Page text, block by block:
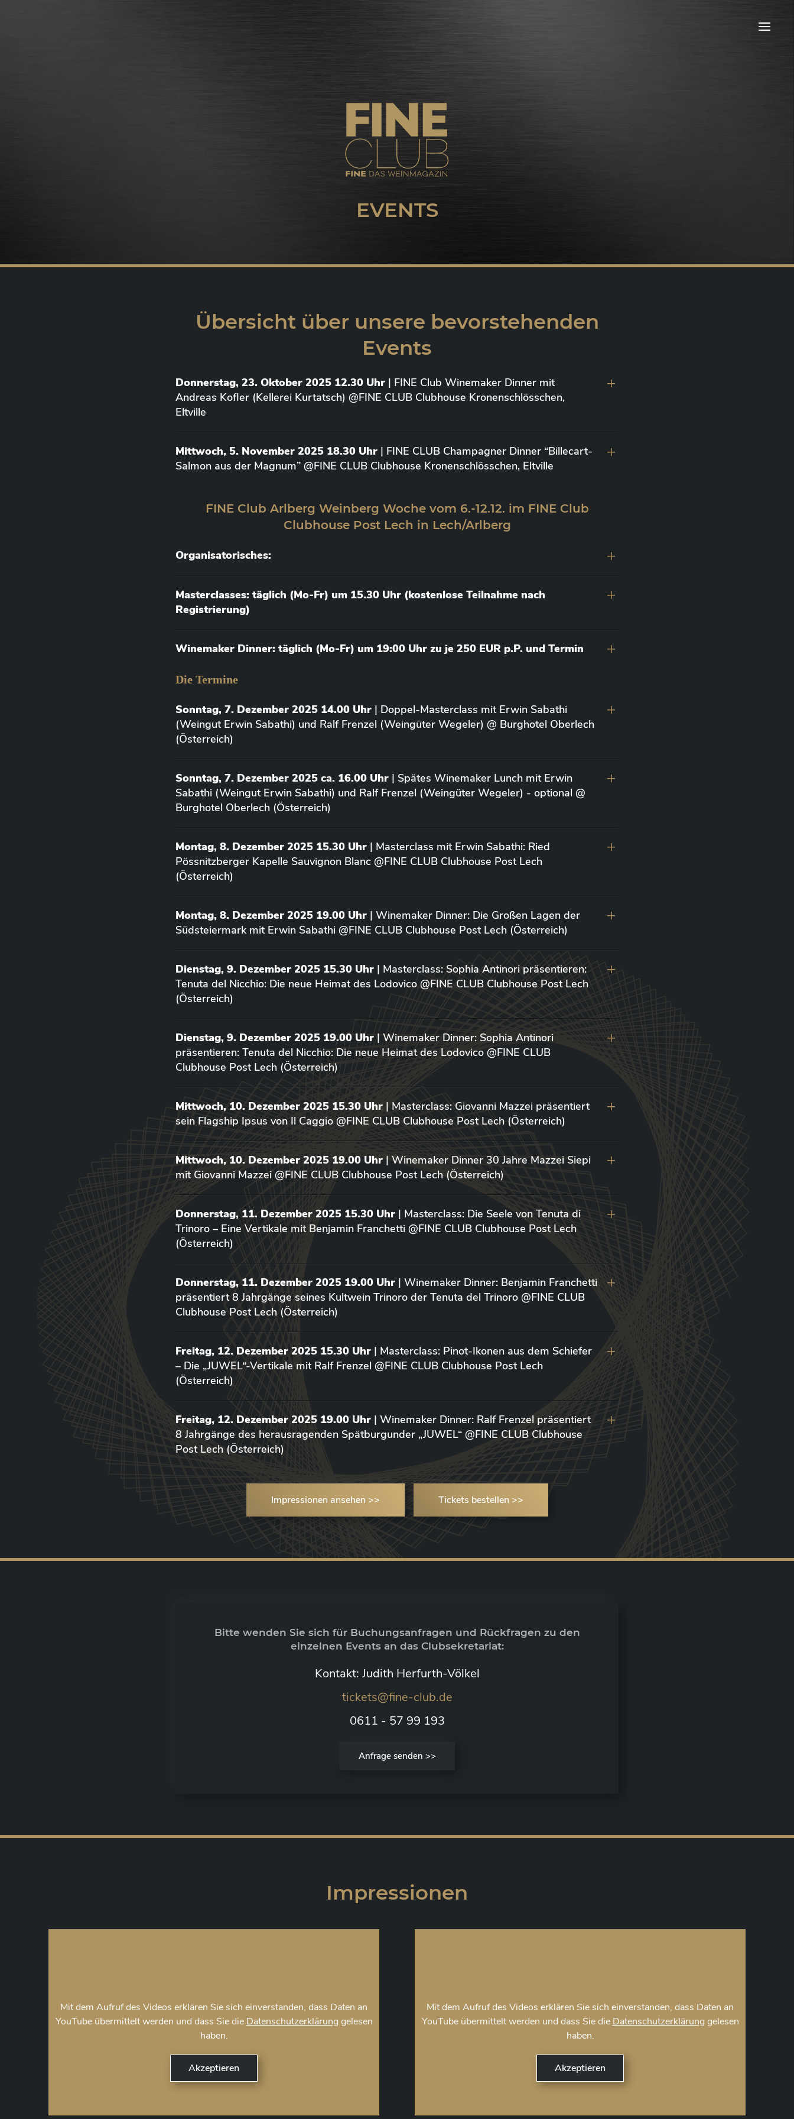
EVENTS
Übersicht über unsere bevorstehenden
Events
Donnerstag, 23. Oktober 2025 12.30 Uhr | FINE Club Winemaker Dinner mit
Andreas Kofler (Kellerei Kurtatsch) @FINE CLUB Clubhouse Kronenschlösschen,
Eltville
Mittwoch, 5. November 2025 18.30 Uhr | FINE CLUB Champagner Dinner “Billecart-
Salmon aus der Magnum” @FINE CLUB Clubhouse Kronenschlösschen, Eltville
FINE Club Arlberg Weinberg Woche vom 6.-12.12. im FINE Club
Clubhouse Post Lech in Lech/Arlberg
Organisatorisches:
Masterclasses: täglich (Mo-Fr) um 15.30 Uhr (kostenlose Teilnahme nach
Registrierung)
Winemaker Dinner: täglich (Mo-Fr) um 19:00 Uhr zu je 250 EUR p.P. und Termin
Die Termine
Sonntag, 7. Dezember 2025 14.00 Uhr | Doppel-Masterclass mit Erwin Sabathi
(Weingut Erwin Sabathi) und Ralf Frenzel (Weingüter Wegeler) @ Burghotel Oberlech
(Österreich)
Sonntag, 7. Dezember 2025 ca. 16.00 Uhr | Spätes Winemaker Lunch mit Erwin
Sabathi (Weingut Erwin Sabathi) und Ralf Frenzel (Weingüter Wegeler) - optional @
Burghotel Oberlech (Österreich)
Montag, 8. Dezember 2025 15.30 Uhr | Masterclass mit Erwin Sabathi: Ried
Pössnitzberger Kapelle Sauvignon Blanc @FINE CLUB Clubhouse Post Lech
(Österreich)
Montag, 8. Dezember 2025 19.00 Uhr | Winemaker Dinner: Die Großen Lagen der
Südsteiermark mit Erwin Sabathi @FINE CLUB Clubhouse Post Lech (Österreich)
Dienstag, 9. Dezember 2025 15.30 Uhr | Masterclass: Sophia Antinori präsentieren:
Tenuta del Nicchio: Die neue Heimat des Lodovico @FINE CLUB Clubhouse Post Lech
(Österreich)
Dienstag, 9. Dezember 2025 19.00 Uhr | Winemaker Dinner: Sophia Antinori
präsentieren: Tenuta del Nicchio: Die neue Heimat des Lodovico @FINE CLUB
Clubhouse Post Lech (Österreich)
Mittwoch, 10. Dezember 2025 15.30 Uhr | Masterclass: Giovanni Mazzei präsentiert
sein Flagship Ipsus von Il Caggio @FINE CLUB Clubhouse Post Lech (Österreich)
Mittwoch, 10. Dezember 2025 19.00 Uhr | Winemaker Dinner 30 Jahre Mazzei Siepi
mit Giovanni Mazzei @FINE CLUB Clubhouse Post Lech (Österreich)
Donnerstag, 11. Dezember 2025 15.30 Uhr | Masterclass: Die Seele von Tenuta di
Trinoro – Eine Vertikale mit Benjamin Franchetti @FINE CLUB Clubhouse Post Lech
(Österreich)
Donnerstag, 11. Dezember 2025 19.00 Uhr | Winemaker Dinner: Benjamin Franchetti
präsentiert 8 Jahrgänge seines Kultwein Trinoro der Tenuta del Trinoro @FINE CLUB
Clubhouse Post Lech (Österreich)
Freitag, 12. Dezember 2025 15.30 Uhr | Masterclass: Pinot-Ikonen aus dem Schiefer
– Die „JUWEL“-Vertikale mit Ralf Frenzel @FINE CLUB Clubhouse Post Lech
(Österreich)
Freitag, 12. Dezember 2025 19.00 Uhr | Winemaker Dinner: Ralf Frenzel präsentiert
8 Jahrgänge des herausragenden Spätburgunder „JUWEL“ @FINE CLUB Clubhouse
Post Lech (Österreich)
Impressionen ansehen >> Tickets bestellen >>
Bitte wenden Sie sich für Buchungsanfragen und Rückfragen zu den
einzelnen Events an das Clubsekretariat:
Kontakt: Judith Herfurth-Völkel
tickets@fine-club.de
0611 - 57 99 193
Anfrage senden >>
Impressionen
Mit dem Aufruf des Videos erklären Sie sich einverstanden, dass Daten an
YouTube übermittelt werden und dass Sie die Datenschutzerklärunggelesen
haben.
Mit dem Aufruf des Videos erklären Sie sich einverstanden, dass Daten an
YouTube übermittelt werden und dass Sie die Datenschutzerklärunggelesen
haben.